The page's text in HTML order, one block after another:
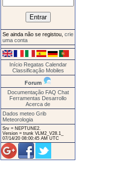
Se ainda não se registou, crie
uma conta
Início Regatas Calendar
Classificação Mobiles
Forum
Documentação FAQ Chat
Ferramentas Desarrollo
Acerca de
Dados meteo Grib
Meteorologia
Srv = NEPTUNE2.
Version = trunk VLM2_V28.1_
07/14/20 08:00:45 AM UTC